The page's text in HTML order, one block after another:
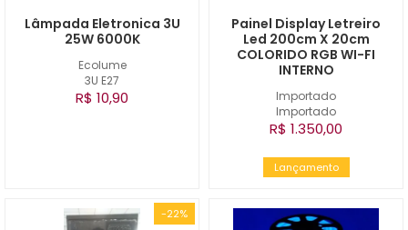
Ecolume
3U E27
Lâmpada Eletronica 3U
25W 6000K
R$ 10,90
Importado
Importado
Painel Display Letreiro
Led 200cm X 20cm
COLORIDO RGB WI-FI
INTERNO
R$ 1.350,00
Lançamento
-22%